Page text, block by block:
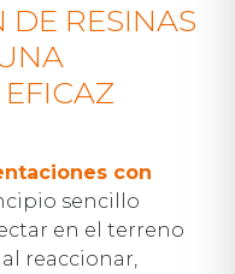
DE RESINAS
con
sencillo
en el terreno
reaccionar,